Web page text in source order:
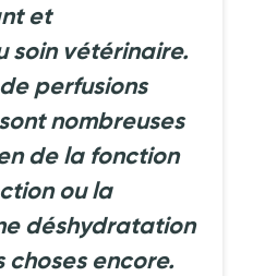
et
soin vétérinaire.
perfusions
nombreuses
de la fonction
ou la
déshydratation
choses encore.